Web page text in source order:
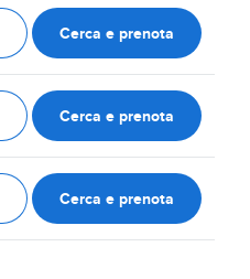
Cerca e prenota
Cerca e prenota
Cerca e prenota